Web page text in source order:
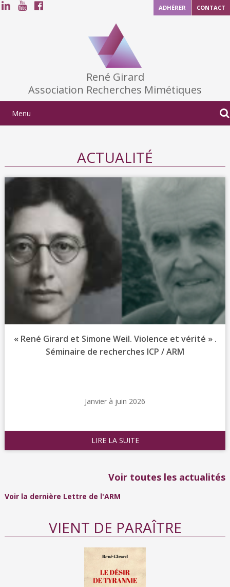
René Girard
Association Recherches Mimétiques
ADHÉRER CONTACT
ACTUALITÉ
« René Girard et Simone Weil. Violence et vérité » .
Séminaire de recherches ICP / ARM
Janvier à juin 2026
LIRE LA SUITE
Voir toutes les actualités
Voir la dernière Lettre de l'ARM
VIENT DE PARAÎTRE